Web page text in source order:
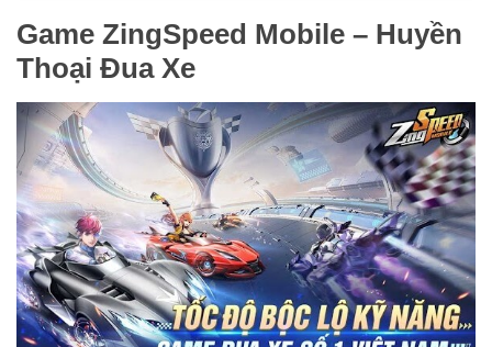
Game ZingSpeed Mobile – Huyền
Thoại Đua Xe